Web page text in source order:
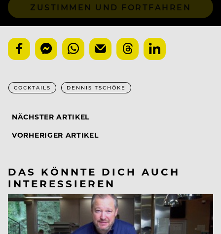
ZUSTIMMEN UND FORTFAHREN
COCKTAILS DENNIS TSCHÖKE
NÄCHSTER ARTIKEL
VORHERIGER ARTIKEL
DAS KÖNNTE DICH AUCH
INTERESSIEREN